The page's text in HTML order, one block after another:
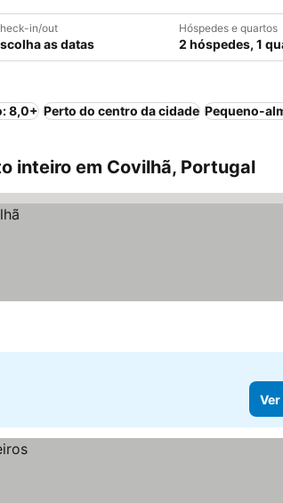
in/out
as datas
Hóspedes e quartos
2 hóspedes, 1
8,0+ Perto do centro da cidade Pequeno-
inteiro em Covilhã, Portugal